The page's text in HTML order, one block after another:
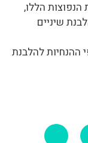
הנפוצות הללו,
שיניים
ההנחיות להלבנת